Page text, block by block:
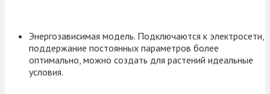
Энергозависимая модель. Подключаются к электросети,
поддержание постоянных параметров более
оптимально, можно создать для растений идеальные
условия.